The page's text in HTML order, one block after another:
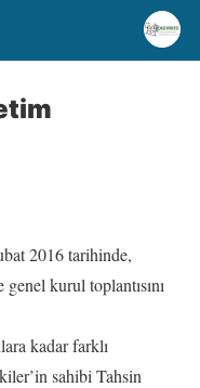
2016 tarihinde,
kurul toplantısını
kadar farklı
sahibi Tahsin